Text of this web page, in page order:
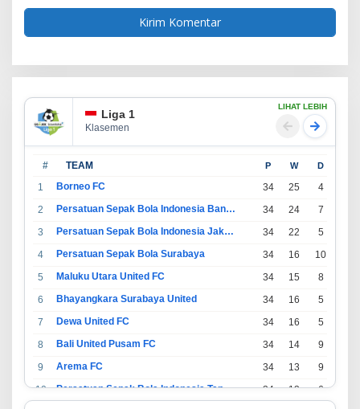
Liga 1
Klasemen
LIHAT LEBIH
# TEAM P W D
1 Borneo FC 34 25 4
2
Persatuan Sepak Bola Indonesia Bandung 34 24 7
3
Persatuan Sepak Bola Indonesia Jakarta 34 22 5
4
Persatuan Sepak Bola Surabaya 34 16 10
5
Maluku Utara United FC 34 15 8
6
Bhayangkara Surabaya United 34 16 5
7
Dewa United FC 34 16 5
8
Bali United Pusam FC 34 14 9
9
Arema FC 34 13 9
10
Persatuan Sepak Bola Indonesia Tangerang 34 13 6